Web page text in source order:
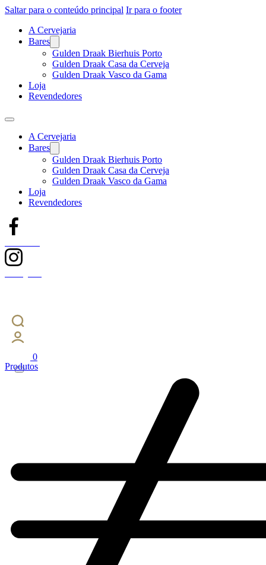
Saltar para o conteúdo principal Ir para o footer
A Cervejaria
Bares
Gulden Draak Bierhuis Porto
Gulden Draak Casa da Cerveja
Gulden Draak Vasco da Gama
Loja
Revendedores
A Cervejaria
Bares
Gulden Draak Bierhuis Porto
Gulden Draak Casa da Cerveja
Gulden Draak Vasco da Gama
Loja
Revendedores
0
Produtos